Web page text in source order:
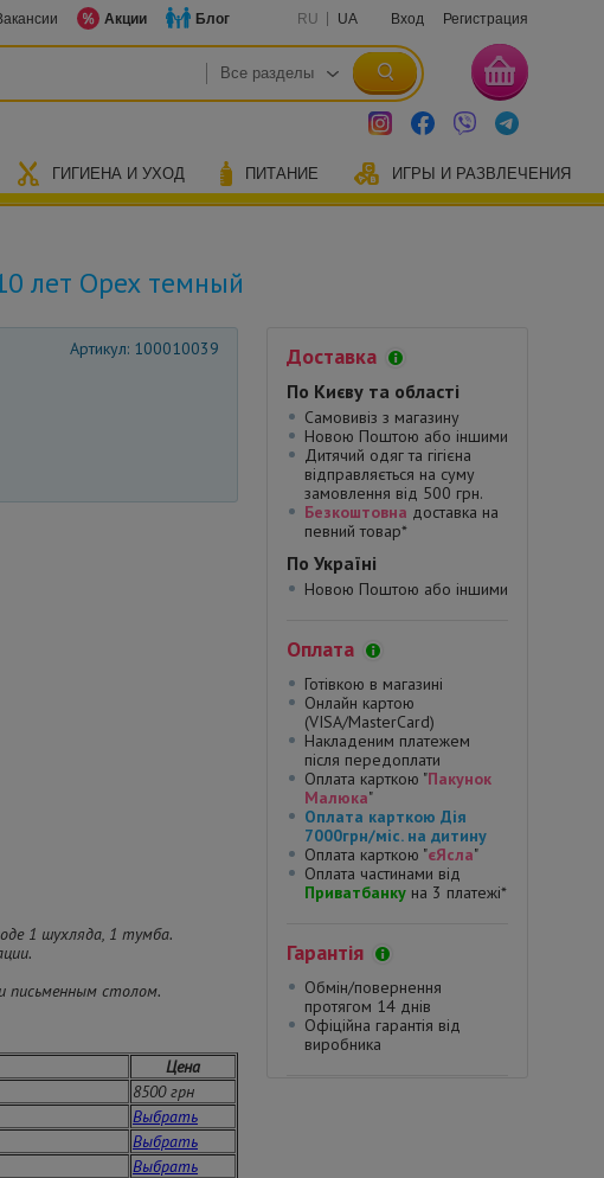
Акции Блог RU UA Вход Регистрация
ГИГИЕНА И УХОД ПИТАНИЕ ИГРЫ И РАЗВЛЕЧЕНИЯ
лет Орех темный
Артикул: 100010039
1 шухляда, 1 тумба.
письменным столом.
Цена
8500 грн
Выбрать
Выбрать
Выбрать
Доставка
По Києву та області
Самовивіз з магазину
Новою Поштою або іншими
Дитячий одяг та гігієна
відправляється на суму
замовлення від 500 грн.
Безкоштовна доставка на
певний товар*
По Україні
Новою Поштою або іншими
Оплата
Готівкою в магазині
Онлайн картою
(VISA/MasterCard)
Накладеним платежем
після передоплати
Оплата карткою "Пакунок
Малюка"
Оплата карткою Дія
7000грн/міс. на дитину
Оплата карткою "єЯсла"
Оплата частинами від
Приватбанку на 3 платежі*
Гарантія
Обмін/повернення
протягом 14 днів
Офіційна гарантія від
виробника